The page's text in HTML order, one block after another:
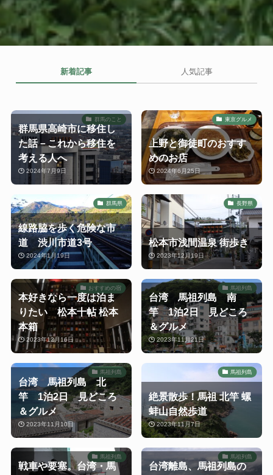
新着記事 人気記事
群馬のこと
群馬県高崎市に移住し
た話－これから移住を
考える人へ
2024年7月9日
東京グルメ
上野と御徒町のおすす
めのお店
2024年6月25日
群馬県
線路脇を歩く危険な市
道 渋川市道3号
2024年1月19日
長野県
松本市浅間温泉 街歩き
2023年12月19日
おすすめの宿
本好きなら一度は泊ま
りたい 松本十帖 松本
本箱
2023年12月16日
馬祖列島
台湾 馬祖列島 南
竿 1泊2日 見どころ
＆グルメ
2023年11月21日
馬祖列島
台湾 馬祖列島 北
竿 1泊2日 見どころ
＆グルメ
2023年11月10日
馬祖列島
絶景散歩！馬祖 北竿 螺
蚌山自然歩道
2023年11月7日
馬祖列島
戦車や要塞。台湾・馬
馬祖列島
台湾離島、馬祖列島の